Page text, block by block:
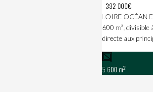
392 000€
LOIRE OCÉAN
600 m²,
directe aux
5 600 m2